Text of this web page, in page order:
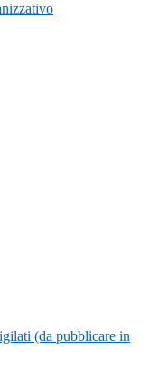
(da pubblicare in